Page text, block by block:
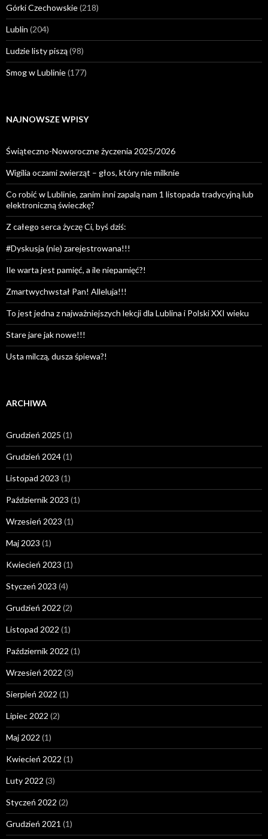
Górki Czechowskie(218)
Lublin (204)
Ludzie listy piszą(98)
Smog w Lublinie(177)
NAJNOWSZE WPISY
Świąteczno-Noworoczne życzenia 2025/2026
Wigilia oczami zwierząt – głos, który nie milknie
Co robić w Lublinie, zanim inni zapalą nam 1 listopada tradycyjną lub
elektroniczną świeczkę?
Z całego serca życzę Ci, byś dziś:
#Dyskusja (nie) zarejestrowana!!!
Ile warta jest pamięć, a ile niepamięć?!
Zmartwychwstał Pan! Alleluja!!!
To jest jedna z najważniejszych lekcji dla Lublina i Polski XXI wieku
Stare jare jak nowe!!!
Usta milczą, dusza śpiewa?!
ARCHIWA
Grudzień 2025 (1)
Grudzień 2024(1)
Listopad 2023 (1)
Październik 2023 (1)
Wrzesień 2023 (1)
Maj 2023 (1)
Kwiecień 2023 (1)
Styczeń 2023 (4)
Grudzień 2022 (2)
Listopad 2022 (1)
Październik 2022 (1)
Wrzesień 2022 (3)
Sierpień 2022 (1)
Lipiec 2022 (2)
Maj 2022 (1)
Kwiecień 2022 (1)
Luty 2022 (3)
Styczeń 2022 (2)
Grudzień 2021 (1)